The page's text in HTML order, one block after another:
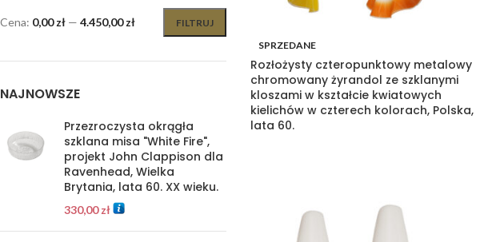
FILTRUJ
Cena: 0,00 zł — 4.450,00 zł
NAJNOWSZE
Przezroczysta okrągła
szklana misa "White Fire",
projekt John Clappison dla
Ravenhead, Wielka
Brytania, lata 60. XX wieku.
330,00zł
SPRZEDANE
Rozłożysty czteropunktowy metalowy
chromowany żyrandol ze szklanymi
kloszami w kształcie kwiatowych
kielichów w czterech kolorach, Polska,
lata 60.